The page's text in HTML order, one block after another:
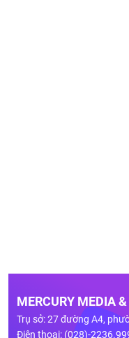
MERCURY MEDIA
Trụ sở: 27 đường A4,
Điện thoại: (028)-